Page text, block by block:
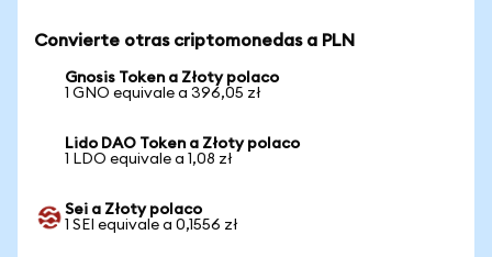
Convierte otras criptomonedas a PLN
Gnosis Token a Złoty polaco
1 GNO equivale a 396,05 zł
Lido DAO Token a Złoty polaco
1 LDO equivale a 1,08 zł
Sei a Złoty polaco
1 SEI equivale a 0,1556 zł